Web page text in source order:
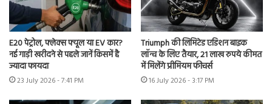
E20 पेट्रोल, फ्लेक्स फ्यूल या EV कार?
नई गाड़ी खरीदने से पहले जानें किसमें है
ज्यादा फायदा
23 July 2026 - 7:41 PM
Triumph की लिमिटेड एडिशन बाइक
लॉन्च के लिए तैयार, 21 लाख रुपये कीमत
में मिलेंगे प्रीमियम फीचर्स
16 July 2026 - 3:17 PM